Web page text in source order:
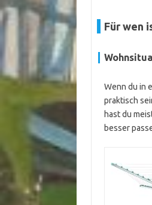
Für wen
Wenn du in
praktisch
hast du
besser